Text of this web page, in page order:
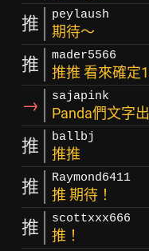
推 peylaush
期待～
推 mader5566
推推 看來確定
→ sajapink
Panda們文字
推 ballbj
推推
推 Raymond6411
推 期待！
推 scottxxx666
推！